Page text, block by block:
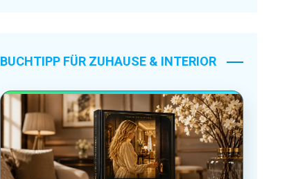
BUCHTIPP FÜR ZUHAUSE & INTERIOR